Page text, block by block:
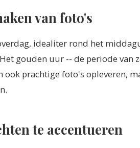
van foto's
idealiter rond het
gouden uur -- de periode van
prachtige foto's opleveren,
te accentueren